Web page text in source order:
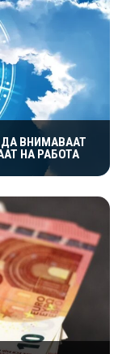
ДА ВНИМАВААТ
НА РАБОТА